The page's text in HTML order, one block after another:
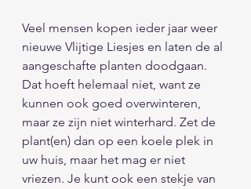
Veel mensen kopen ieder jaar weer
nieuwe Vlijtige Liesjes en laten de al
aangeschafte planten doodgaan.
Dat hoeft helemaal niet, want ze
kunnen ook goed overwinteren,
maar ze zijn niet winterhard. Zet de
plant(en) dan op een koele plek in
uw huis, maar het mag er niet
vriezen. Je kunt ook een stekje van